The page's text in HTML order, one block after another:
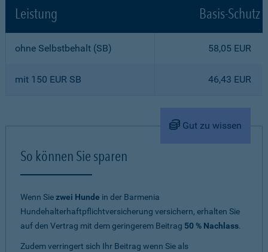
Leistung Basis-Schutz
ohne Selbstbehalt (SB) 58,05 EUR
mit 150 EUR SB 46,43 EUR
Gut zu wissen
So können Sie sparen
Wenn Siezwei Hunde in der Barmenia
Hundehalterhaftpflichtversicherung versichern, erhalten Sie
auf den Vertrag mit dem geringerem Beitrag 50 % Nachlass.
Zudem verringert sich Ihr Beitrag wenn Sie als